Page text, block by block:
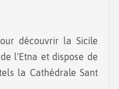
l'Etna et dispose de
la Cathédrale Sant